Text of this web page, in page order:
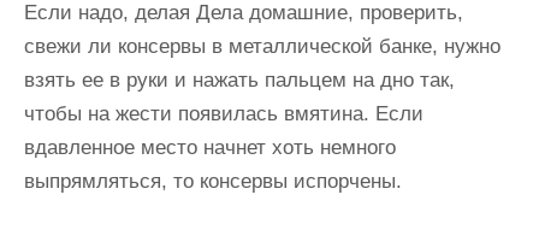
Если надо, делая Дела домашние, проверить,
свежи ли консервы в металлической банке, нужно
взять ее в руки и нажать пальцем на дно так,
чтобы на жести появилась вмятина. Если
вдавленное место начнет хоть немного
выпрямляться, то консервы испорчены.